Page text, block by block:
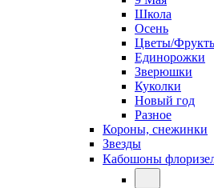
Школа
Осень
Цветы/
Единорожки
Зверюшки
Куколки
Новый год
Разное
Короны, снежинки
Звезды
Кабошоны